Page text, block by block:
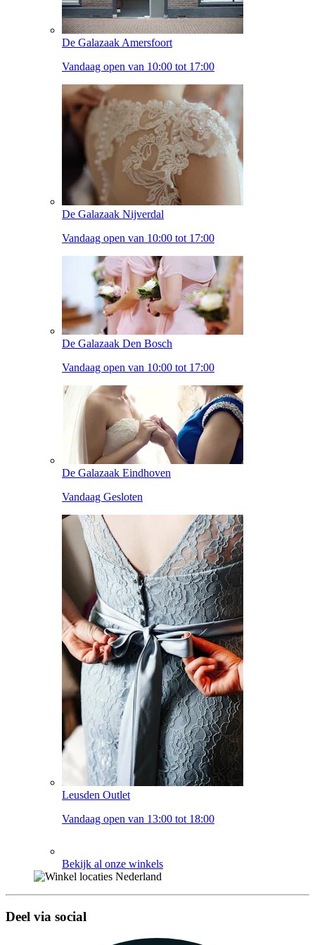
De Galazaak Amersfoort
Vandaag open van 10:00 tot 17:00
De Galazaak Nijverdal
Vandaag open van 10:00 tot 17:00
De Galazaak Den Bosch
Vandaag open van 10:00 tot 17:00
De Galazaak Eindhoven
Vandaag Gesloten
Leusden Outlet
Vandaag open van 13:00 tot 18:00
Bekijk al onze winkels
Deel via social